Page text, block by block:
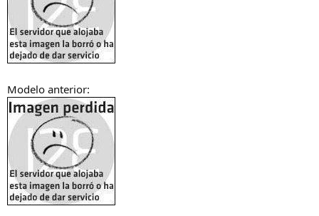
Modelo anterior: